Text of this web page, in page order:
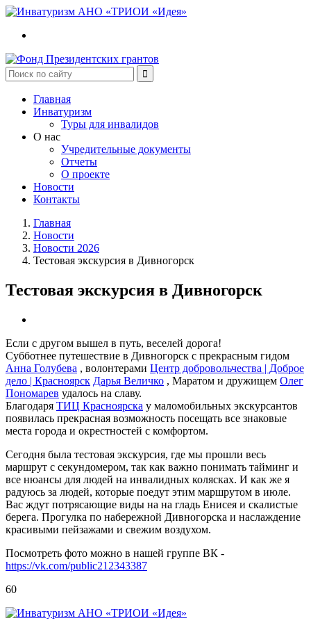
Главная
Инватуризм
Туры для инвалидов
О нас
Учредительные документы
Отчеты
О проекте
Новости
Контакты
Главная
Новости
Новости 2026
Тестовая экскурсия в Дивногорск
Тестовая экскурсия в Дивногорск
Если с другом вышел в путь, веселей дорога!
Субботнее путешествие в Дивногорск с прекрасным гидом
Анна Голубева , волонтерами Центр добровольчества | Доброе
дело | Красноярск Дарья Величко , Маратом и дружищем Олег
Пономарев удалось на славу.
Благодаря ТИЦ Красноярска у маломобильных экскурсантов
появилась прекрасная возможность посещать все знаковые
места города и окрестностей с комфортом.
Сегодня была тестовая экскурсия, где мы прошли весь
маршрут с секундомером, так как важно понимать тайминг и
все нюансы для людей на инвалидных колясках. И как же я
радуюсь за людей, которые поедут этим маршрутом в июле.
Вас ждут потрясающие виды на на гладь Енисея и скалистые
берега. Прогулка по набережной Дивногорска и наслаждение
красивыми пейзажами и свежим воздухом.
Посмотреть фото можно в нашей группе ВК -
https://vk.com/public212343387
60